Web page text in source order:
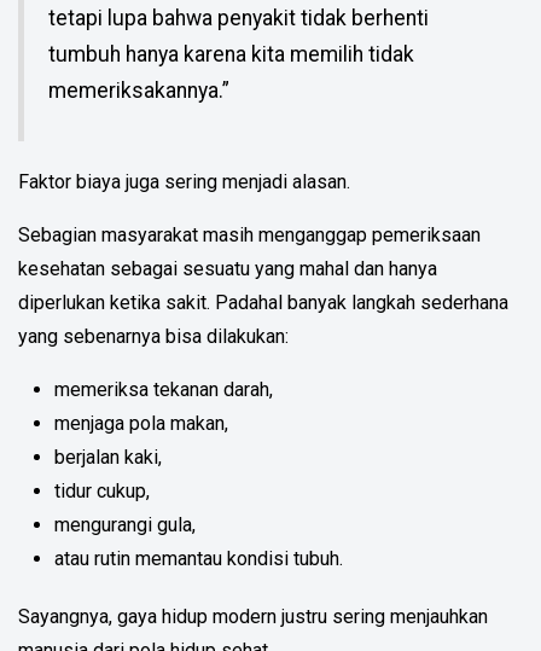
tetapi lupa bahwa penyakit tidak berhenti
tumbuh hanya karena kita memilih tidak
memeriksakannya.”
Faktor biaya juga sering menjadi alasan.
Sebagian masyarakat masih menganggap pemeriksaan
kesehatan sebagai sesuatu yang mahal dan hanya
diperlukan ketika sakit. Padahal banyak langkah sederhana
yang sebenarnya bisa dilakukan:
memeriksa tekanan darah,
menjaga pola makan,
berjalan kaki,
tidur cukup,
mengurangi gula,
atau rutin memantau kondisi tubuh.
Sayangnya, gaya hidup modern justru sering menjauhkan